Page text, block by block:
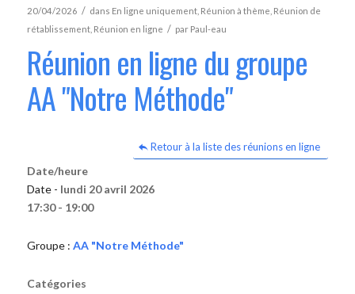
20/04/2026 / dans En ligne uniquement, Réunion à thème Réunion de
rétablissement, Réunion en ligne / par Paul-eau
Réunion en ligne du groupe
AA "Notre Méthode"
Retour à la liste des réunions en ligne
Date/heure
Date - lundi 20 avril 2026
17:30 - 19:00
Groupe : AA "Notre Méthode"
Catégories